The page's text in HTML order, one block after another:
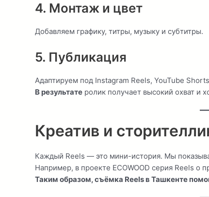
4. Монтаж и цвет
Добавляем графику, титры, музыку и субтитры.
5. Публикация
Адаптируем под Instagram Reels, YouTube
В результате ролик получает высокий охват и
Креатив и
Каждый Reels — это мини-история. Мы
Например, в проекте ECOWOOD серия Reels о
Таким образом, съёмка Reels в Ташкенте